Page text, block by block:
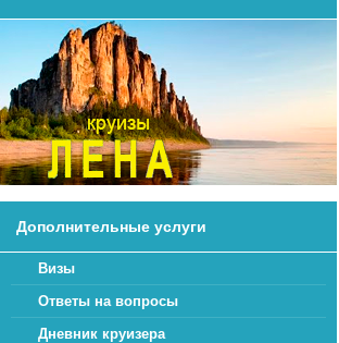
Дополнительные услуги
Визы
Ответы на вопросы
Дневник круизера